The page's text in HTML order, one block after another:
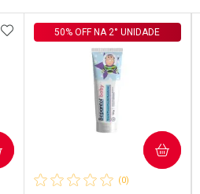
ADICIONAR AOS FAVORITOS
(0)
50% OFF NA 2° UNIDADE
COMPRAR